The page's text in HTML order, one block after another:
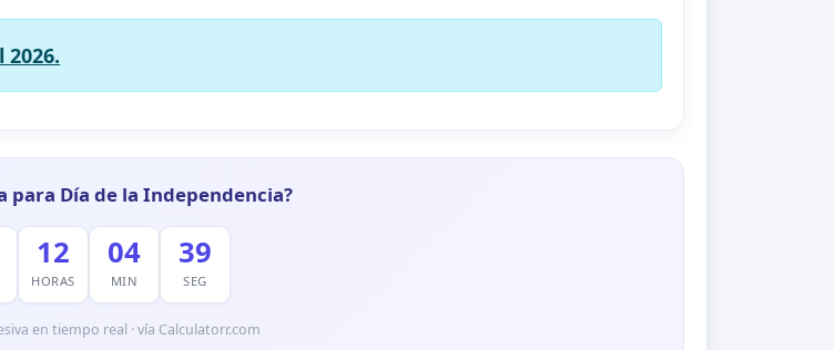
para Día de la Independencia?
12
HORAS
04
MIN
37
SEG
en tiempo real · vía Calculatorr.com